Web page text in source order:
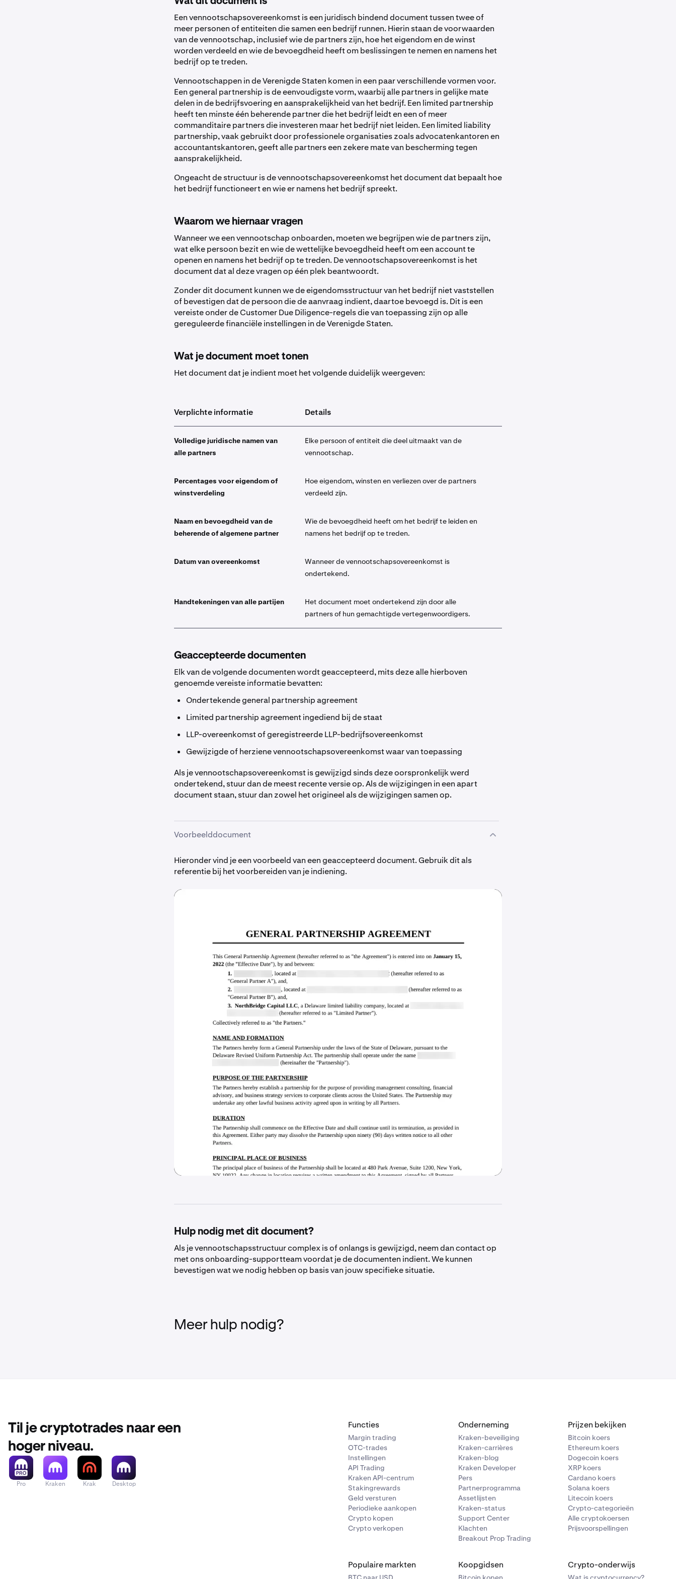
Een vennootschapsovereenkomst is een juridisch bindend document tussen twee of
meer personen of entiteiten die samen een bedrijf runnen. Hierin staan de voorwaarden
van de vennootschap, inclusief wie de partners zijn, hoe het eigendom en de winst
worden verdeeld en wie de bevoegdheid heeft om beslissingen te nemen en namens het
bedrijf op te treden.
Vennootschappen in de Verenigde Staten komen in een paar verschillende vormen voor.
Een general partnership is de eenvoudigste vorm, waarbij alle partners in gelijke mate
delen in de bedrijfsvoering en aansprakelijkheid van het bedrijf. Een limited partnership
heeft ten minste één beherende partner die het bedrijf leidt en een of meer
commanditaire partners die investeren maar het bedrijf niet leiden. Een limited liability
partnership, vaak gebruikt door professionele organisaties zoals advocatenkantoren en
accountantskantoren, geeft alle partners een zekere mate van bescherming tegen
aansprakelijkheid.
Ongeacht de structuur is de vennootschapsovereenkomst het document dat bepaalt hoe
het bedrijf functioneert en wie er namens het bedrijf spreekt.
Waarom we hiernaar vragen
Wanneer we een vennootschap onboarden, moeten we begrijpen wie de partners zijn,
wat elke persoon bezit en wie de wettelijke bevoegdheid heeft om een account te
openen en namens het bedrijf op te treden. De vennootschapsovereenkomst is het
document dat al deze vragen op één plek beantwoordt.
Zonder dit document kunnen we de eigendomsstructuur van het bedrijf niet vaststellen
of bevestigen dat de persoon die de aanvraag indient, daartoe bevoegd is. Dit is een
vereiste onder de Customer Due Diligence-regels die van toepassing zijn op alle
gereguleerde financiële instellingen in de Verenigde Staten.
Wat je document moet tonen
Het document dat je indient moet het volgende duidelijk weergeven:
Verplichte informatie Details
Volledige juridische namen van
alle partners
Elke persoon of entiteit die deel uitmaakt van de
vennootschap.
Percentages voor eigendom of
winstverdeling
Hoe eigendom, winsten en verliezen over de partners
verdeeld zijn.
Naam en bevoegdheid van de
beherende of algemene partner
Wie de bevoegdheid heeft om het bedrijf te leiden en
namens het bedrijf op te treden.
Datum van overeenkomst
Wanneer de vennootschapsovereenkomst is
ondertekend.
Handtekeningen van alle partijen
Het document moet ondertekend zijn door alle
partners of hun gemachtigde vertegenwoordigers.
Geaccepteerde documenten
Elk van de volgende documenten wordt geaccepteerd, mits deze alle hierboven
genoemde vereiste informatie bevatten:
Ondertekende general partnership agreement
Limited partnership agreement ingediend bij de staat
LLP-overeenkomst of geregistreerde LLP-bedrijfsovereenkomst
Gewijzigde of herziene vennootschapsovereenkomst waar van toepassing
Als je vennootschapsovereenkomst is gewijzigd sinds deze oorspronkelijk werd
ondertekend, stuur dan de meest recente versie op. Als de wijzigingen in een apart
document staan, stuur dan zowel het origineel als de wijzigingen samen op.
Voorbeelddocument
Hieronder vind je een voorbeeld van een geaccepteerd document. Gebruik dit als
referentie bij het voorbereiden van je indiening.
Hulp nodig met dit document?
Als je vennootschapsstructuur complex is of onlangs is gewijzigd, neem dan contact op
met ons onboarding-supportteam voordat je de documenten indient. We kunnen
bevestigen wat we nodig hebben op basis van jouw specifieke situatie.
Meer hulp nodig?
Til je cryptotrades naar een
hoger niveau.
Pro Kraken Krak Desktop
Functies
Margin trading
OTC-trades
Instellingen
API Trading
Kraken API-centrum
Stakingrewards
Geld versturen
Periodieke aankopen
Crypto kopen
Crypto verkopen
Onderneming
Kraken-beveiliging
Kraken-carrières
Kraken-blog
Kraken Developer
Pers
Partnerprogramma
Assetlijsten
Kraken-status
Support Center
Klachten
Breakout Prop Trading
Prijzen bekijken
Bitcoin koers
Ethereum koers
Dogecoin koers
XRP koers
Cardano koers
Solana koers
Litecoin koers
Crypto-categorieën
Alle cryptokoersen
Prijsvoorspellingen
Populaire markten Koopgidsen Crypto-onderwijs